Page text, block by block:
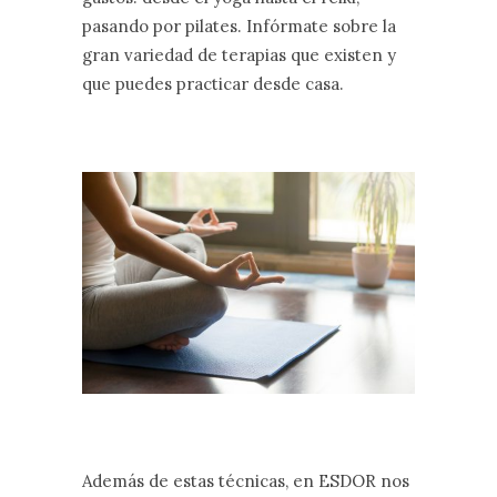
pasando por pilates. Infórmate sobre la
gran variedad de terapias que existen y
que puedes practicar desde casa.
Además de estas técnicas, en ESDOR nos